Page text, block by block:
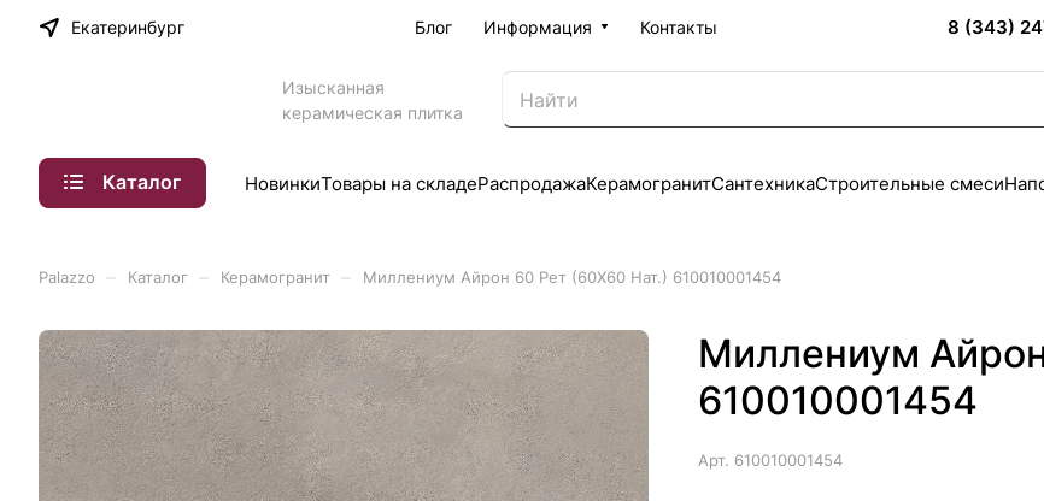
Екатеринбург Блог Информация Контакты 8 (343)
Изысканная
керамическая плитка
Каталог НовинкиТовары на складеРаспродажаКерамогранитСантехникаСтроительные смеси
Palazzo Каталог Керамогранит Миллениум Айрон 60 Рет (60X60 Нат.) 610010001454
Миллениум
610010001454
Арт. 610010001454